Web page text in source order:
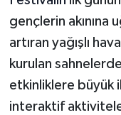
gençlerin akınına
artıran yağışlı
kurulan
etkinliklere büyük
interaktif